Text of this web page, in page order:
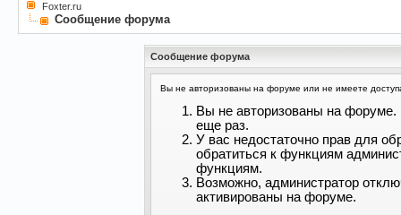
Foxter.ru
Сообщение форума
Сообщение форума
Вы не авторизованы на форуме или не имеете
Вы не авторизованы на форуме.
еще раз.
У вас недостаточно прав для
обратиться к функциям
функциям.
Возможно, администратор
активированы на форуме.